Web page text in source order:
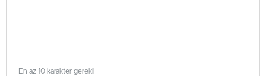
En az 10 karakter gerekli